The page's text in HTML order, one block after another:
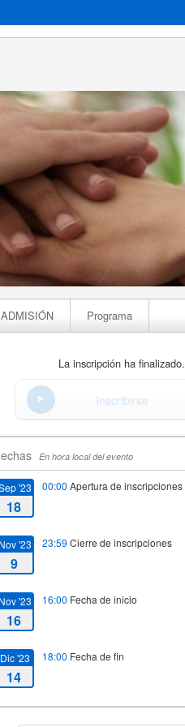
Programa
La inscripción ha finalizado.
Inscribirse
En hora local del evento
'23
18
00:00 Apertura de inscripciones
Nov '23
9
23:59 Cierre de inscripciones
Nov '23
16
16:00 Fecha de inicio
Dic '23
14
18:00 Fecha de fin